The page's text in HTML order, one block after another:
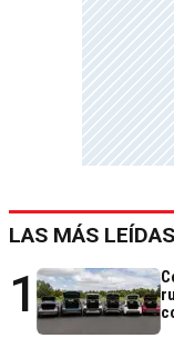
LAS MÁS LEÍDAS
1